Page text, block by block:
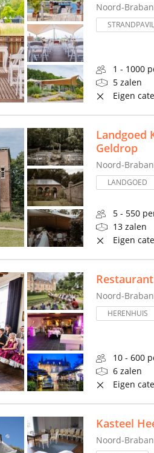
Noord-
1 - 1000
5 zalen
Eigen
Landgoed
Geldrop
Noord-
LANDGOED
5 - 550
13 zalen
Eigen
Noord-
HERENHUIS
10 - 600
6 zalen
Eigen
Kasteel
Noord-